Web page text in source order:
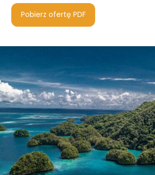
Pobierz ofertę PDF